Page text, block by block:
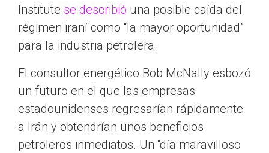
Institute se describió una posible caída del
régimen iraní como “la mayor oportunidad”
para la industria petrolera.
El consultor energético Bob McNally esbozó
un futuro en el que las empresas
estadounidenses regresarían rápidamente
a Irán y obtendrían unos beneficios
petroleros inmediatos. Un “día maravilloso